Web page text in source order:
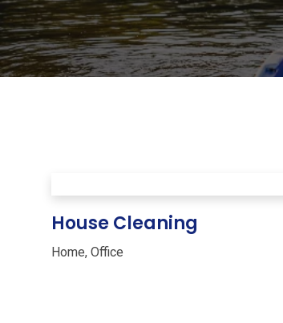
House Cleaning
Home, Office